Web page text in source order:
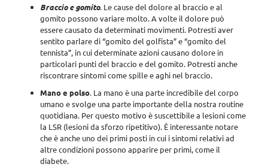
Braccio e gomito. Le cause del dolore al braccio e al
gomito possono variare molto. A volte il dolore può
essere causato da determinati movimenti. Potresti aver
sentito parlare di “gomito del golfista” e “gomito del
tennista”, in cui determinate azioni causano dolore in
particolari punti del braccio e del gomito. Potresti anche
riscontrare sintomi come spille e aghi nel braccio.
Mano e polso. La mano è una parte incredibile del corpo
umano e svolge una parte importante della nostra routine
quotidiana. Per questo motivo è suscettibile a lesioni come
la LSR (lesioni da sforzo ripetitivo). È interessante notare
che è anche uno dei primi posti in cui i sintomi relativi ad
altre condizioni possono apparire per primi, come il
diabete.